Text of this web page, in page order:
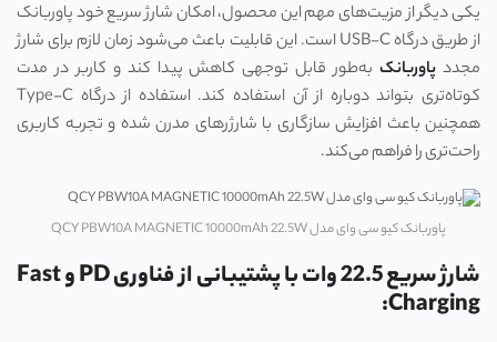
یکی دیگر از مزیت‌های مهم این محصول، امکان شارژ سریع خود پاوربانک
از طریق درگاه USB-C است. این قابلیت باعث می‌شود زمان لازم برای شارژ
مجدد پاوربانکبه‌طور قابل توجهی کاهش پیدا کند و کاربر در مدت
کوتاه‌تری بتواند دوباره از آن استفاده کند. استفاده از درگاه Type-C
همچنین باعث افزایش سازگاری با شارژرهای مدرن شده و تجربه کاربری
راحت‌تری را فراهم می‌کند.
پاوربانک کیو سی وای مدل QCY PBW10A MAGNETIC 10000mAh 22.5W
شارژ سریع 22.5 وات با پشتیبانی از فناوری وFast
Charging
: